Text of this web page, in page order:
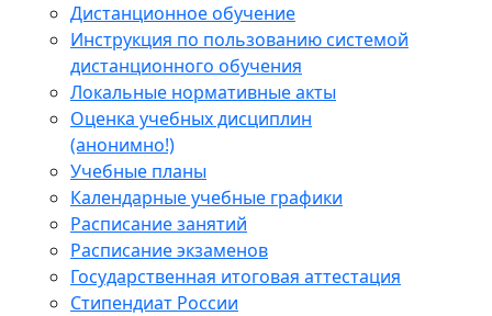
Дистанционное обучение
Инструкция по пользованию системой
дистанционного обучения
Локальные нормативные акты
Оценка учебных дисциплин
(анонимно!)
Учебные планы
Календарные учебные графики
Расписание занятий
Расписание экзаменов
Государственная итоговая аттестация
Стипендиат России